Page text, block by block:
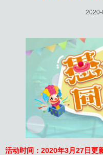
2020-
活动时间：2020年3月27日更
论坛